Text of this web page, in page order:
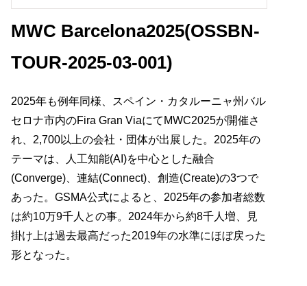
MWC Barcelona2025(OSSBN-
TOUR-2025-03-001)
2025年も例年同様、スペイン・カタルーニャ州バル
セロナ市内のFira Gran ViaにてMWC2025が開催さ
れ、2,700以上の会社・団体が出展した。2025年の
テーマは、人工知能(AI)を中心とした融合
(Converge)、連結(Connect)、創造(Create)の3つで
あった。GSMA公式によると、2025年の参加者総数
は約10万9千人との事。2024年から約8千人増、見
掛け上は過去最高だった2019年の水準にほぼ戻った
形となった。